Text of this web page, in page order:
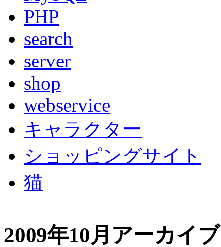
PHP
search
server
shop
webservice
キャラクター
ショッピングサイト
猫
2009年10月アーカイブ